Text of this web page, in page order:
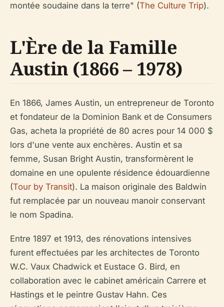
montée soudaine dans la terre" (The Culture Trip).
L'Ère de la Famille
Austin (1866 – 1978)
En 1866, James Austin, un entrepreneur de Toronto
et fondateur de la Dominion Bank et de Consumers
Gas, acheta la propriété de 80 acres pour 14 000 $
lors d'une vente aux enchères. Austin et sa
femme, Susan Bright Austin, transformèrent le
domaine en une opulente résidence édouardienne
(Tour by Transit). La maison originale des Baldwin
fut remplacée par un nouveau manoir conservant
le nom Spadina.
Entre 1897 et 1913, des rénovations intensives
furent effectuées par les architectes de Toronto
W.C. Vaux Chadwick et Eustace G. Bird, en
collaboration avec le cabinet américain Carrere et
Hastings et le peintre Gustav Hahn. Ces